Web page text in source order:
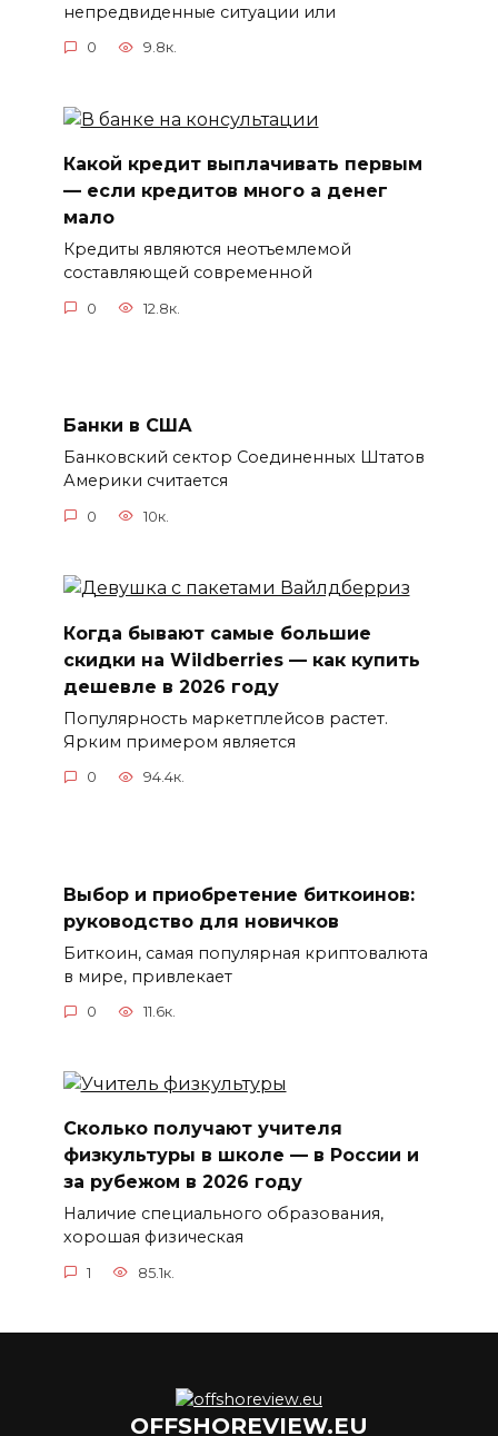
непредвиденные ситуации или
0 9.8к.
Какой кредит выплачивать первым
— если кредитов много а денег
мало
Кредиты являются неотъемлемой
составляющей современной
0 12.8к.
Банки в США
Банковский сектор Соединенных Штатов
Америки считается
0 10к.
Когда бывают самые большие
скидки на Wildberries — как купить
дешевле в 2026 году
Популярность маркетплейсов растет.
Ярким примером является
0 94.4к.
Выбор и приобретение биткоинов:
руководство для новичков
Биткоин, самая популярная криптовалюта
в мире, привлекает
0 11.6к.
Сколько получают учителя
физкультуры в школе — в России и
за рубежом в 2026 году
Наличие специального образования,
хорошая физическая
1 85.1к.
OFFSHOREVIEW.EU